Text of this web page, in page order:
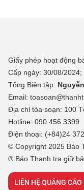
Giấy phép hoạt động
Cấp ngày: 30/08/
Tổng Biên tập:
Email:
Địa chỉ tòa soạn: 100
Hotline: 090.456.3399
Điện thoại: (+84)24
© Copyright 2025 Báo
® Báo Thanh tra giữ
LIÊN HỆ QUẢNG CÁO